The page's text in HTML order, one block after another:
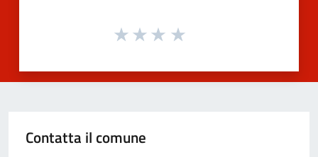
Contatta il comune